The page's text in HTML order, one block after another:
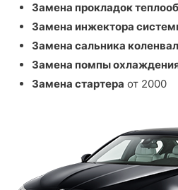
Замена прокладок
Замена инжектора
Замена сальника
Замена помпы
Замена стартера от 2000